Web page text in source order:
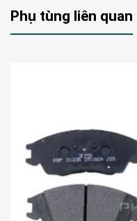
Phụ tùng liên quan